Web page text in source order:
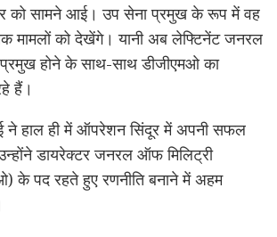
को सामने आई। उप सेना प्रमुख के रूप में वह
मामलों को देखेंगे। यानी अब लेफ्टिनेंट जनरल
होने के साथ-साथ डीजीएमओ का
हैं।
ने हाल ही में ऑपरेशन सिंदूर में अपनी सफल
डायरेक्टर जनरल ऑफ मिलिट्री
के पद रहते हुए रणनीति बनाने में अहम